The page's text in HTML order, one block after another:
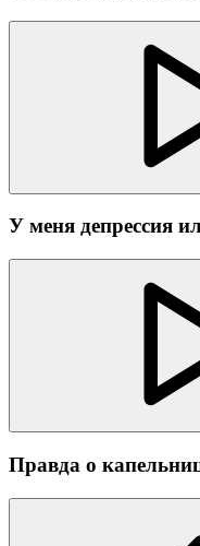
У меня депрессия
Правда о